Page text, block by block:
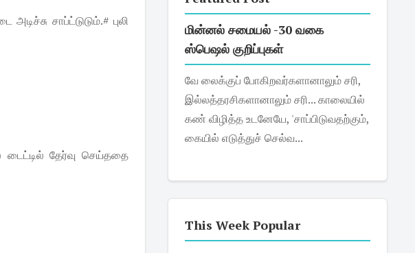
சாப்ட்டுடும்.# புலி
தேர்வு செய்ததை
மின்னல் சமையல் -30 வகை
ஸ்பெஷல் குறிப்புகள்
வே லைக்குப் போகிறவர்களானாலும் சரி,
இல்லத்தரசிகளானாலும் சரி... காலையில்
கண் விழித்த உடனேயே, 'சாப்பிடுவதற்கும்,
கையில் எடுத்துச் செல்வ...
This Week Popular